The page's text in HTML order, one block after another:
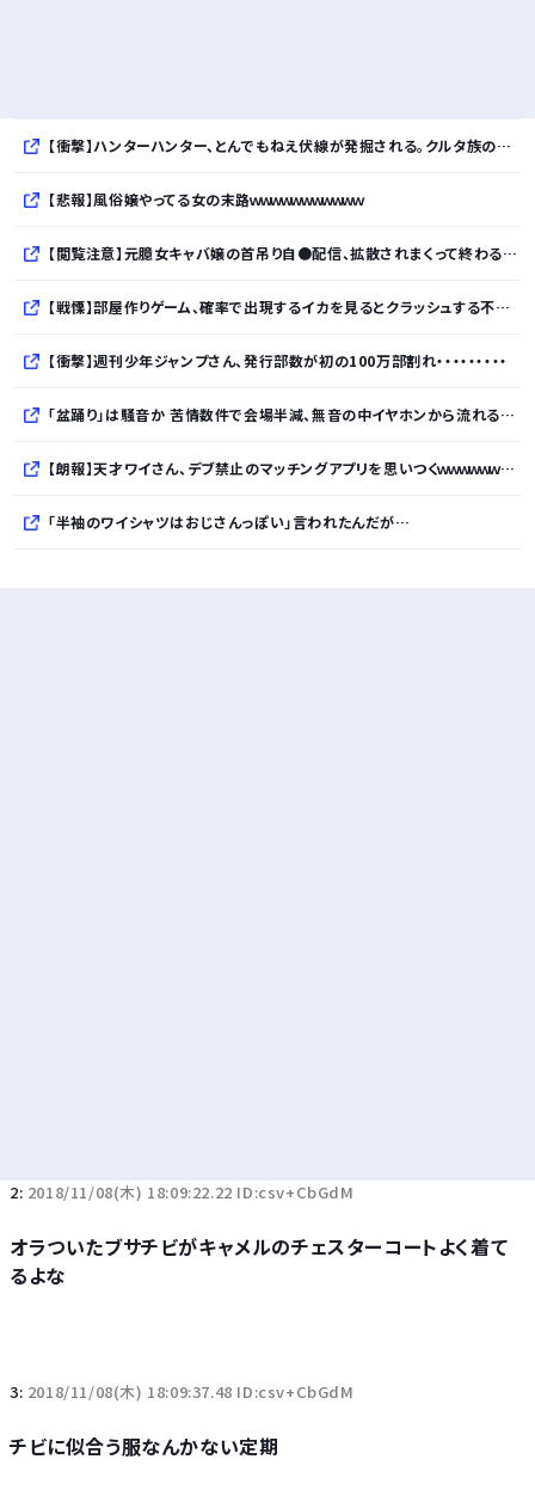
【衝撃】ハンターハンター、とんでもねえ伏線が発掘される。クルタ族の虐殺犯人がツェリードニヒだった模様！
【悲報】風俗嬢やってる女の末路ｗｗｗｗｗｗｗｗｗｗｗ
【閲覧注意】元臆女キャバ嬢の首吊り自●配信、拡散されまくって終わるｗｗｗｗｗｗｗ
【戦慄】部屋作りゲーム、確率で出現するイカを見るとクラッシュする不具合が発生ｗｗｗｗｗｗｗｗｗｗ
【衝撃】週刊少年ジャンプさん、発行部数が初の100万部割れ・・・・・・・・・
「盆踊り」は騒音か 苦情数件で会場半減、無音の中イヤホンから流れる曲に合わせ踊るサイレント盆ダンスも
【朗報】天才ワイさん、デブ禁止のマッチングアプリを思いつくｗｗｗｗｗｗｗｗｗｗ
「半袖のワイシャツはおじさんっぽい」言われたんだが…
2: 2018/11/08(木) 18:09:22.22 ID:csv+CbGdM
オラついたブサチビがキャメルのチェスターコートよく着て
るよな
3: 2018/11/08(木) 18:09:37.48 ID:csv+CbGdM
チビに似合う服なんかない定期